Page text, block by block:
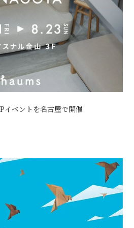
ベントを名古屋で開催